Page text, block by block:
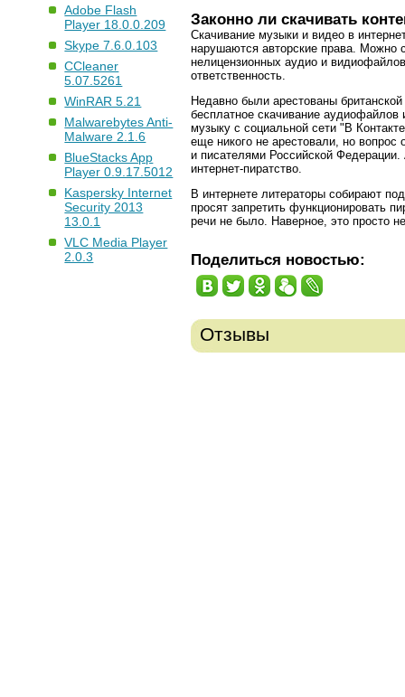
Adobe Flash
Player 18.0.0.209
Skype 7.6.0.103
CCleaner
5.07.5261
WinRAR 5.21
Malwarebytes Anti-
Malware 2.1.6
BlueStacks App
Player 0.9.17.5012
Kaspersky Internet
Security 2013
13.0.1
VLC Media Player
2.0.3
Законно ли скачивать
Скачивание музыки и видео в
нарушаются авторские права. Можно
нелицензионных аудио и
ответственность.
Недавно были арестованы
бесплатное скачивание
музыку с социальной сети "В
еще никого не арестовали, но вопрос
и писателями Российской Федерации.
интернет-пиратство.
В интернете литераторы собирают
просят запретить функционировать
речи не было. Наверное, это просто
Поделиться новостью:
Отзывы